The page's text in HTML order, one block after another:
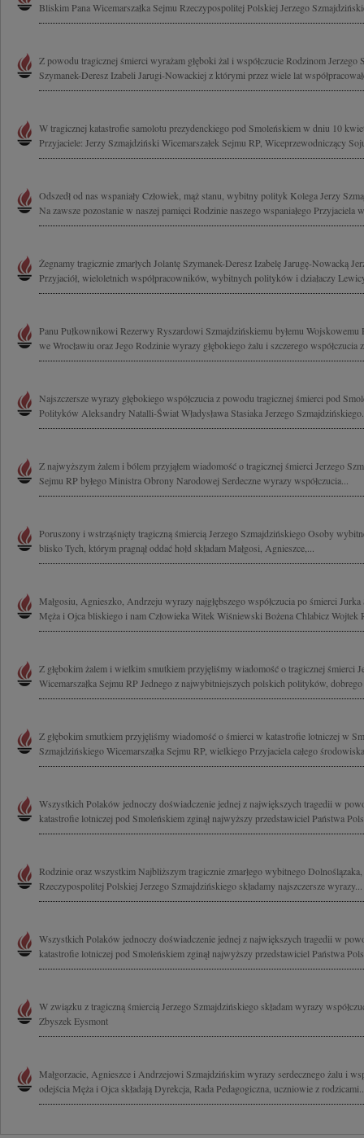
Bliskim Pana Wicemarszałka Sejmu Rzeczypospolitej Polskiej Jerzego
Z powodu tragicznej śmierci wyrażam głęboki żal i współczucie Rodzinom Jerzego
Szymanek-Deresz Izabeli Jarugi-Nowackiej z którymi przez wiele lat
W tragicznej katastrofie samolotu prezydenckiego pod Smoleńskiem w dniu 10
Przyjaciele: Jerzy Szmajdziński Wicemarszałek Sejmu RP, Wiceprzewodniczący
Odszedł od nas wspaniały Człowiek, mąż stanu, wybitny polityk Kolega Jerzy
Na zawsze pozostanie w naszej pamięci Rodzinie naszego wspaniałego Przyjaciela
Żegnamy tragicznie zmarłych Jolantę Szymanek-Deresz Izabelę Jarugę-Nowacką
Przyjaciół, wieloletnich współpracowników, wybitnych polityków i działaczy
Panu Pułkownikowi Rezerwy Ryszardowi Szmajdzińskiemu byłemu
we Wrocławiu oraz Jego Rodzinie wyrazy głębokiego żalu i szczerego współczucia
Najszczersze wyrazy głębokiego współczucia z powodu tragicznej śmierci pod
Polityków Aleksandry Natalli-Świat Władysława Stasiaka Jerzego
Z najwyższym żalem i bólem przyjąłem wiadomość o tragicznej śmierci Jerzego
Sejmu RP byłego Ministra Obrony Narodowej Serdeczne wyrazy współczucia...
Poruszony i wstrząśnięty tragiczną śmiercią Jerzego Szmajdzińskiego Osoby
blisko Tych, którym pragnął oddać hołd składam Małgosi, Agnieszce,...
Małgosiu, Agnieszko, Andrzeju wyrazy najgłębszego współczucia po śmierci
Męża i Ojca bliskiego i nam Człowieka Witek Wiśniewski Bożena Chlabicz Wojtek
Z głębokim żalem i wielkim smutkiem przyjęliśmy wiadomość o tragicznej śmierci
Wicemarszałka Sejmu RP Jednego z najwybitniejszych polskich polityków,
Z głębokim smutkiem przyjęliśmy wiadomość o śmierci w katastrofie lotniczej w
Szmajdzińskiego Wicemarszałka Sejmu RP, wielkiego Przyjaciela całego
Wszystkich Polaków jednoczy doświadczenie jednej z największych tragedii w
katastrofie lotniczej pod Smoleńskiem zginął najwyższy przedstawiciel Państwa
Rodzinie oraz wszystkim Najbliższym tragicznie zmarłego wybitnego Dolnoślązaka,
Rzeczypospolitej Polskiej Jerzego Szmajdzińskiego składamy najszczersze wyrazy...
Wszystkich Polaków jednoczy doświadczenie jednej z największych tragedii w
katastrofie lotniczej pod Smoleńskiem zginął najwyższy przedstawiciel Państwa
W związku z tragiczną śmiercią Jerzego Szmajdzińskiego składam wyrazy
Zbyszek Eysmont
Małgorzacie, Agnieszce i Andrzejowi Szmajdzińskim wyrazy serdecznego żalu i
odejścia Męża i Ojca składają Dyrekcja, Rada Pedagogiczna, uczniowie z